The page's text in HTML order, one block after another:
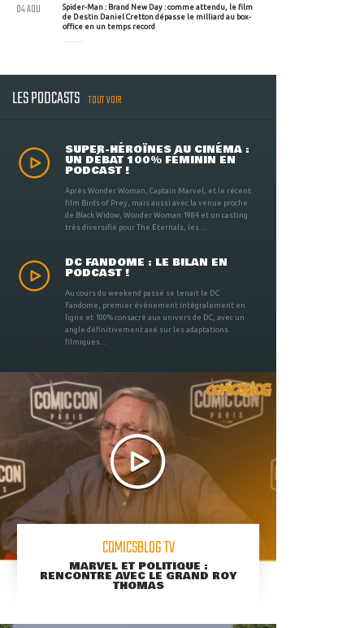
Spider-Man : Brand New Day : comme attendu, le film
de Destin Daniel Cretton dépasse le milliard au box-
office en un temps record
04 AOU
LES PODCASTS TOUT VOIR
SUPER-HÉROÏNES AU CINÉMA :
UN DÉBAT 100% FÉMININ EN
PODCAST !
Après Wonder Woman, Captain Marvel, et le récent
film Birds of Prey, mais aussi avec la venue proche
de Black Widow, Wonder Woman 1984 et un casting
très diversifié pour The Eternals, les ...
DC FANDOME : LE BILAN EN
PODCAST !
Au cours du weekend passé se tenait le DC
Fandome, premier évènement intégralement en
ligne et 100% consacré aux univers de DC, avec un
angle définitivement axé sur les adaptations
filmiques ...
COMICSBLOG TV
MARVEL ET POLITIQUE :
RENCONTRE AVEC LE GRAND ROY
THOMAS